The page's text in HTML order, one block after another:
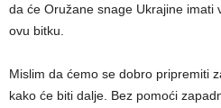
da će Oružane snage Ukrajine imati
ovu bitku.
Mislim da ćemo se dobro pripremiti
kako će biti dalje. Bez pomoći